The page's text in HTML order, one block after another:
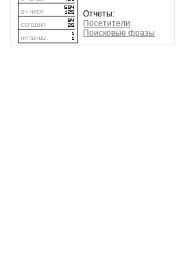
Отчеты:
Посетители
Поисковые фразы